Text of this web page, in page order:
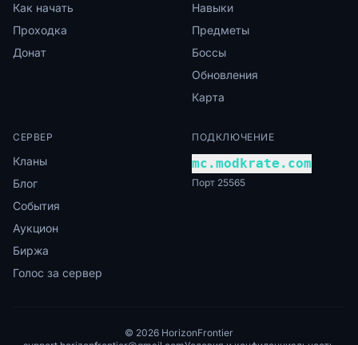
Как начать
Проходка
Донат
Навыки
Предметы
Боссы
Обновления
Карта
СЕРВЕР
Кланы
Блог
События
Аукцион
Биржа
Голос за сервер
ПОДКЛЮЧЕНИЕ
mc.modkrate.com
Порт 25565
© 2026 HorizonFrontier